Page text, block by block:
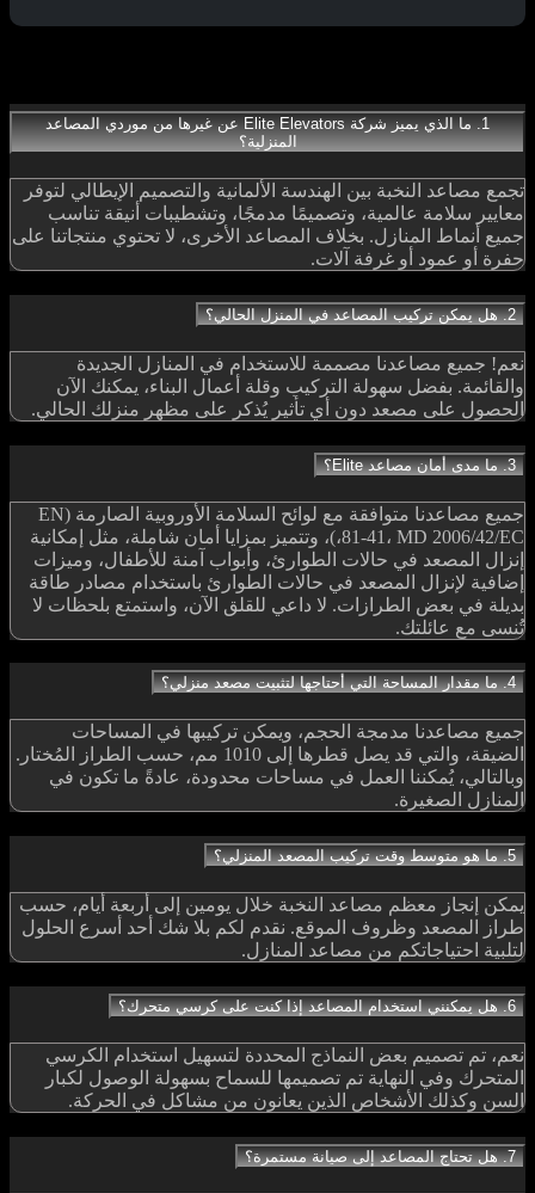
1. ما الذي يميز شركة Elite Elevators عن غيرها من موردي المصاعد
المنزلية؟
تجمع مصاعد النخبة بين الهندسة الألمانية والتصميم الإيطالي لتوفر
معايير سلامة عالمية، وتصميمًا مدمجًا، وتشطيبات أنيقة تناسب
جميع أنماط المنازل. بخلاف المصاعد الأخرى، لا تحتوي منتجاتنا على
حفرة أو عمود أو غرفة آلات.
2. هل يمكن تركيب المصاعد في المنزل الحالي؟
نعم! جميع مصاعدنا مصممة للاستخدام في المنازل الجديدة
والقائمة. بفضل سهولة التركيب وقلة أعمال البناء، يمكنك الآن
الحصول على مصعد دون أي تأثير يُذكر على مظهر منزلك الحالي.
3. ما مدى أمان مصاعد Elite؟
جميع مصاعدنا متوافقة مع لوائح السلامة الأوروبية الصارمة (EN
81-41، MD 2006/42/EC،)، وتتميز بمزايا أمان شاملة، مثل إمكانية
إنزال المصعد في حالات الطوارئ، وأبواب آمنة للأطفال، وميزات
إضافية لإنزال المصعد في حالات الطوارئ باستخدام مصادر طاقة
بديلة في بعض الطرازات. لا داعي للقلق الآن، واستمتع بلحظات لا
تُنسى مع عائلتك.
4. ما مقدار المساحة التي أحتاجها لتثبيت مصعد منزلي؟
جميع مصاعدنا مدمجة الحجم، ويمكن تركيبها في المساحات
الضيقة، والتي قد يصل قطرها إلى 1010 مم، حسب الطراز المُختار.
وبالتالي، يُمكننا العمل في مساحات محدودة، عادةً ما تكون في
المنازل الصغيرة.
5. ما هو متوسط وقت تركيب المصعد المنزلي؟
يمكن إنجاز معظم مصاعد النخبة خلال يومين إلى أربعة أيام، حسب
طراز المصعد وظروف الموقع. نقدم لكم بلا شك أحد أسرع الحلول
لتلبية احتياجاتكم من مصاعد المنازل.
6. هل يمكنني استخدام المصاعد إذا كنت على كرسي متحرك؟
نعم، تم تصميم بعض النماذج المحددة لتسهيل استخدام الكرسي
المتحرك وفي النهاية تم تصميمها للسماح بسهولة الوصول لكبار
السن وكذلك الأشخاص الذين يعانون من مشاكل في الحركة.
7. هل تحتاج المصاعد إلى صيانة مستمرة؟